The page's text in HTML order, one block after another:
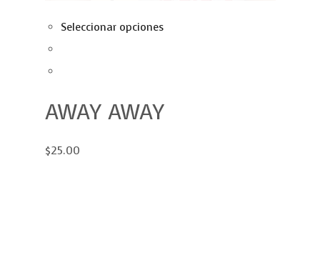
Seleccionar opciones
AWAY AWAY
$25.00